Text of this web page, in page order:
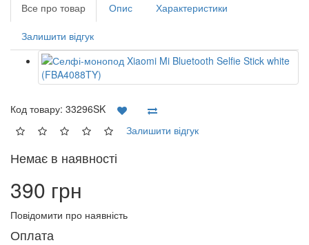
Все про товар Опис Характеристики
Залишити відгук
Код товару: 33296SK
Залишити відгук
Немає в наявності
390 грн
Повідомити про наявність
Оплата